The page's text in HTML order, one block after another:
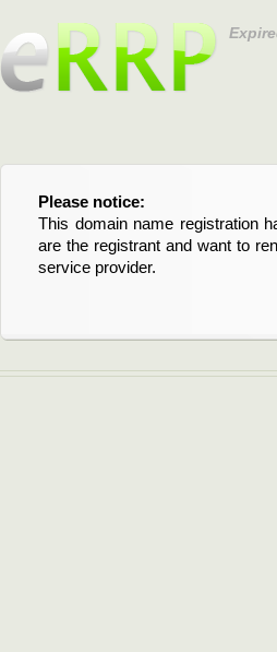
Please notice:
This domain name registration
are the registrant and want to
service provider.
Bitte beachten Sie:
Diese Domainregistrierung ist
Domain stehen an. Wenn
verlängern möchten,